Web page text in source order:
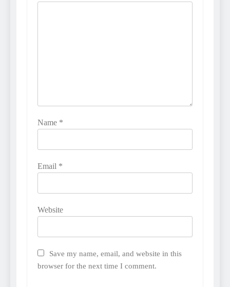
Name *
Email *
Website
Save my name, email, and website in this
browser for the next time I comment.